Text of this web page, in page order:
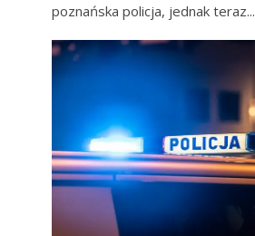
poznańska policja, jednak teraz...